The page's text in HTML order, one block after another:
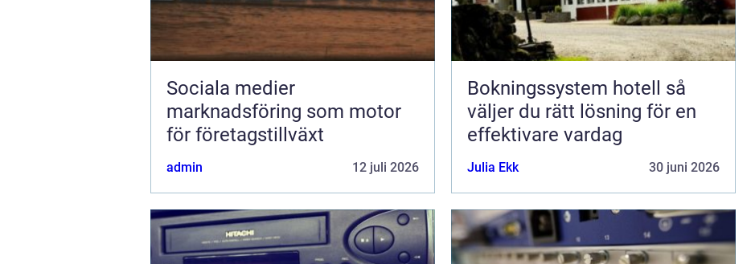
Sociala medier
marknadsföring som motor
för företagstillväxt
admin 12 juli 2026
Bokningssystem hotell så
väljer du rätt lösning för en
effektivare vardag
Julia Ekk 30 juni 2026